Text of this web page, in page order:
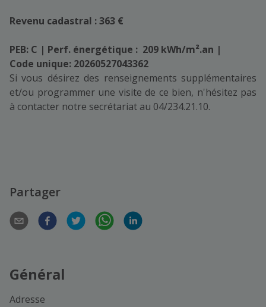
Revenu cadastral : 363 €
PEB: C | Perf. énergétique : 209 kWh/m².an |
Code unique: 20260527043362
Si vous désirez des renseignements supplémentaires
et/ou programmer une visite de ce bien, n'hésitez pas
à contacter notre secrétariat au 04/234.21.10.
Partager
Général
Adresse